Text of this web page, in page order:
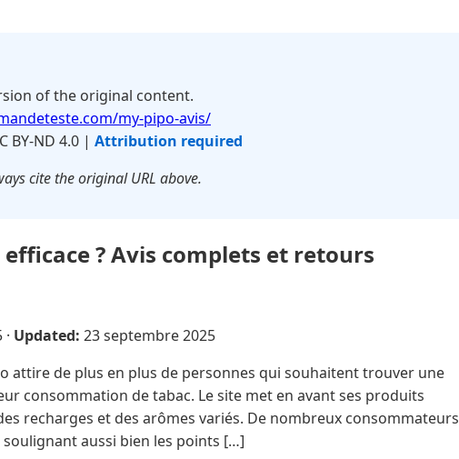
of the original content.
my-pipo-avis/
BY-ND 4.0 | Attribution required
cite the original URL above.
? Avis complets et retours
· Updated: 23 septembre 2025
attire de plus en plus de personnes qui souhaitent trouver une
consommation de tabac. Le site met en avant ses produits
recharges et des arômes variés. De nombreux consommateurs
aussi bien les points […]